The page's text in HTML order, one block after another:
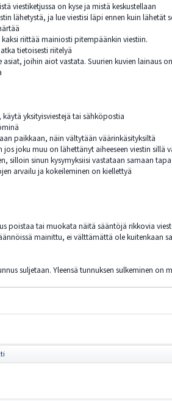
viestiketjussa on kyse ja mistä keskustellaan
lähetystä, ja lue viestisi läpi ennen kuin lähetät
riittää mainiosti pitempäänkin viestiin.
tietoisesti riitelyä
joihin aiot vastata. Suurien kuvien lainaus
yksityisviestejä tai sähköpostia
paikkaan, näin vältytään väärinkäsityksiltä
jos joku muu on lähettänyt aiheeseen viestin
silloin sinun kysymyksiisi vastataan samaan
arvailu ja kokeileminen on kiellettyä
poistaa tai muokata näitä sääntöjä rikkovia
mainittu, ei välttämättä ole
suljetaan. Yleensä tunnuksen sulkeminen on